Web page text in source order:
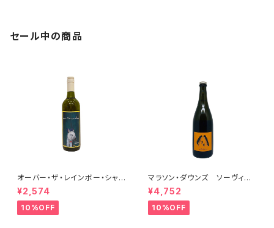
セール中の商品
オーバー・ザ・レインボー・シャル
ドネ(午) 2025
¥2,574
10%OFF
マラソン・ダウンズ ソーヴィニ
ヨン・ブラン ペティアンナチュ
ール 2022
¥4,752
10%OFF